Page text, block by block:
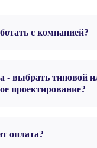
с компанией?
- выбрать типовой
проектирование?
оплата?